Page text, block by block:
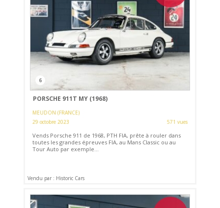
6
PORSCHE 911T MY (1968)
MEUDON (FRANCE)
29 octobre 2023
571 vues
Vends Porsche 911 de 1968, PTH FIA, prête à rouler dans
toutes les grandes épreuves FIA, au Mans Classic ou au
Tour Auto par exemple...
Vendu par : Historic Cars